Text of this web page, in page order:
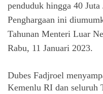
penduduk hingga 40 Juta
Penghargaan ini
Tahunan Menteri Luar
Rabu, 11 Januari 2023.
Dubes Fadjroel
Kemenlu RI dan seluruh